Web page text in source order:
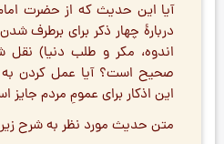
آیا این حدیث که از حضرت
دربارۀ چهار ذکر برای برطرف
اندوه، مکر و طلب دنیا)
صحیح است؟ آیا عمل کردن
این اذکار برای عمومِ مردم جایز
متن حدیث مورد نظر به شرح